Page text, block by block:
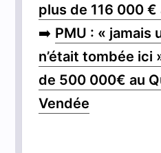
plus de 116 000 €
➡️ PMU : « jamais
n’était tombée ici
de 500 000€ au
Vendée